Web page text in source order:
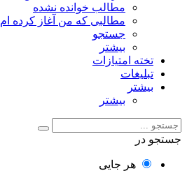
مطالب خوانده نشده
مطالبی که من آغاز کرده ام
جستجو
بیشتر
تخته امتیازات
تبلیغات
بیشتر
بیشتر
جستجو در
هر جایی